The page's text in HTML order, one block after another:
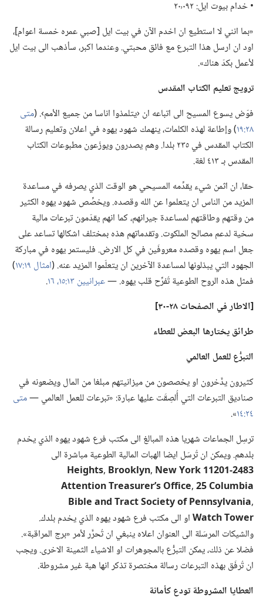
‏• خدام بيوت ايل:‏ ٢٠٬٠٩٢
‏«بما انني لا استطيع ان اخدم الآن في بيت ايل [صبي عمره خمسة اعوام]،‏
اود ان ارسل هذا التبرع مع فائق محبتي.‏ وعندما اكبر،‏ سأذهب الى بيت ايل
لأعمل بكدّ هناك».‏
ترويج تعليم الكتاب المقدس
فوّض يسوع المسيح الى اتباعه ان ‹يتلمذوا اناسا من جميع الأمم›.‏ (‏متى
٢٨:‏١٩
‏)‏ وإطاعة لهذه الكلمات،‏ ينهمك شهود يهوه في اعلان وتعليم رسالة
الكتاب المقدس في ٢٣٥ بلدا.‏ وهم يصدرون ويوزّعون مطبوعات الكتاب
المقدس بـ‍ ٤١٣ لغة.‏
حقا،‏ ان اثمن شيء يقدِّمه المسيحي هو الوقت الذي يصرفه في مساعدة
المزيد من الناس ان يتعلموا عن الله وقصده.‏ ويخصِّص شهود يهوه الكثير
من وقتهم وطاقتهم لمساعدة جيرانهم،‏ كما انهم يقدّمون تبرعات مالية
سخية لدعم مصالح الملكوت.‏ وتقدماتهم هذه بمختلف اشكالها تساعد على
جعل اسم يهوه وقصده معروفَين في كل الارض.‏ فليستمر يهوه في مباركة
الجهود التي يبذلونها لمساعدة الآخرين ان يتعلّموا المزيد عنه.‏ (‏امثال ١٩:‏١٧
‏)‏
فمثل هذه الروح الطوعية تُفرِّح قلب يهوه.‏ —‏عبرانيين ١٣:‏١٥،‏ ١٦
‏.‏
‏[الاطارفي الصفحات ٢٨-‏٣٠]‏
طرائق يختارها البعض للعطاء
التبرُّع للعمل العالمي
كثيرون يدَّخرون او يخصصون من ميزانيتهم مبلغا من المال ويضعونه في
صناديق التبرعات التي أُلصِقَت عليها عبارة:‏ «تبرعات للعمل العالمي —‏متى
٢٤:‏١٤
‏».‏
ترسِل الجماعات شهريا هذه المبالغ الى مكتب فرع شهود يهوه الذي يخدم
بلدهم.‏ ويمكن ان تُرسَل ايضا الهبات المالية الطوعية مباشرة الى
3
8
4
2
‏-‏
1
0
2
1
1
k
r
o
Y
w
e
N
n
y
l
k
o
o
r
B
s
t
h
g
i
e
H
a
i
b
m
u
l
o
C
5
2
e
c
i
f
f
O
s
‏’‏
r
e
r
u
s
a
e
r
T
n
o
i
t
n
e
t
t
A
a
i
n
a
v
l
y
s
n
n
e
P
‏ ‏
f
o
y
t
e
i
c
o
S
t
c
a
r
T
d
n
a
e
l
b
i
B
r
e
w
o
T
h
c
t
a
W‏ او الى مكتب فرع شهود يهوه الذي يخدم بلدك.‏
والشيكات المرسَلة الى العنوان اعلاه ينبغي ان تُحرَّر لأمر «برج المراقبة».‏
فضلا عن ذلك،‏ يمكن التبرُّع بالمجوهرات او الاشياء الثمينة الاخرى.‏ ويجب
ان تُرفَق بهذه التبرعات رسالة مختصرة تذكر انها هبة غير مشروطة.‏
العطايا المشروطة تودع كأمانة